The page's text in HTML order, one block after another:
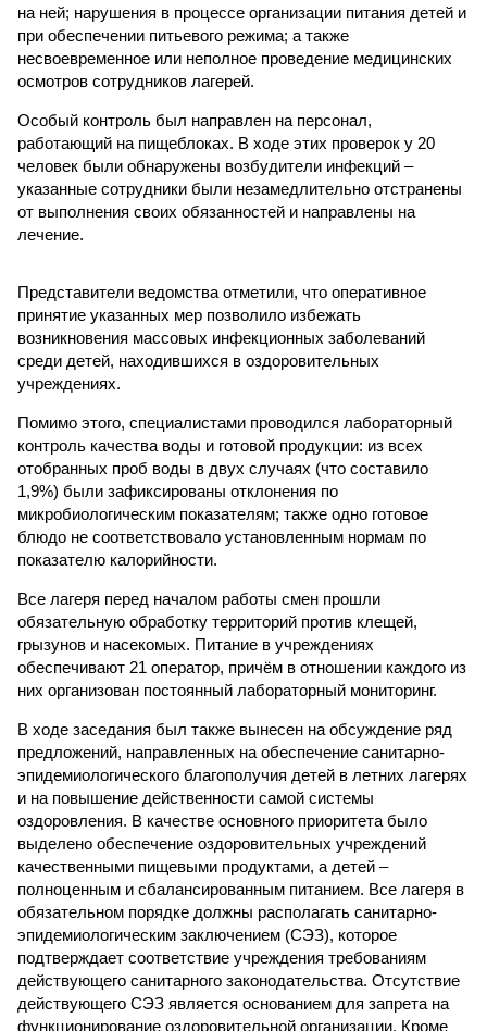
на ней; нарушения в процессе организации питания детей и
при обеспечении питьевого режима; а также
несвоевременное или неполное проведение медицинских
осмотров сотрудников лагерей.
Особый контроль был направлен на персонал,
работающий на пищеблоках. В ходе этих проверок у 20
человек были обнаружены возбудители инфекций –
указанные сотрудники были незамедлительно отстранены
от выполнения своих обязанностей и направлены на
лечение.
Представители ведомства отметили, что оперативное
принятие указанных мер позволило избежать
возникновения массовых инфекционных заболеваний
среди детей, находившихся в оздоровительных
учреждениях.
Помимо этого, специалистами проводился лабораторный
контроль качества воды и готовой продукции: из всех
отобранных проб воды в двух случаях (что составило
1,9%) были зафиксированы отклонения по
микробиологическим показателям; также одно готовое
блюдо не соответствовало установленным нормам по
показателю калорийности.
Все лагеря перед началом работы смен прошли
обязательную обработку территорий против клещей,
грызунов и насекомых. Питание в учреждениях
обеспечивают 21 оператор, причём в отношении каждого из
них организован постоянный лабораторный мониторинг.
В ходе заседания был также вынесен на обсуждение ряд
предложений, направленных на обеспечение санитарно-
эпидемиологического благополучия детей в летних лагерях
и на повышение действенности самой системы
оздоровления. В качестве основного приоритета было
выделено обеспечение оздоровительных учреждений
качественными пищевыми продуктами, а детей –
полноценным и сбалансированным питанием. Все лагеря в
обязательном порядке должны располагать санитарно-
эпидемиологическим заключением (СЭЗ), которое
подтверждает соответствие учреждения требованиям
действующего санитарного законодательства. Отсутствие
действующего СЭЗ является основанием для запрета на
функционирование оздоровительной организации. Кроме